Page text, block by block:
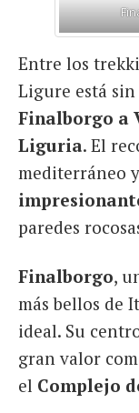
Entre los
Ligure está
Finalborgo a
Liguria. El
mediterráneo
paredes
Finalborgo,
más bellos de
ideal. Su
gran valor
el Complejo